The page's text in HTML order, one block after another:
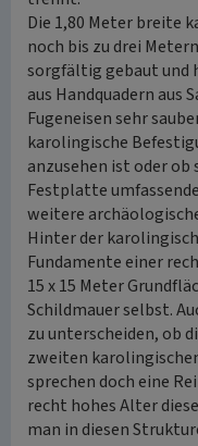
Die 1,80 Meter breite
noch bis zu drei
sorgfältig gebaut und
aus Handquadern aus
Fugeneisen sehr
karolingische
anzusehen ist oder ob
Festplatte
weitere
Hinter der
Fundamente einer
15 x 15 Meter
Schildmauer selbst.
zu unterscheiden, ob
zweiten
sprechen doch eine
recht hohes Alter
man in diesen